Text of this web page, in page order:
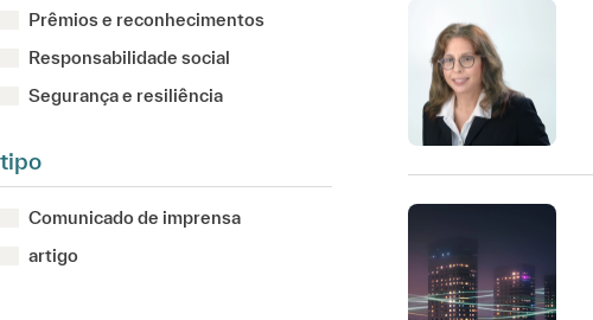
Prêmios e reconhecimentos
Responsabilidade social
Segurança e resiliência
tipo
Comunicado de imprensa
artigo